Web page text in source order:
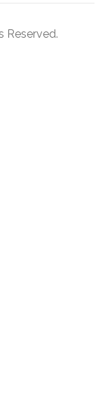
Reserved.